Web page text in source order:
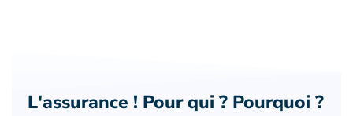
L'assurance ! Pour qui ? Pourquoi ?